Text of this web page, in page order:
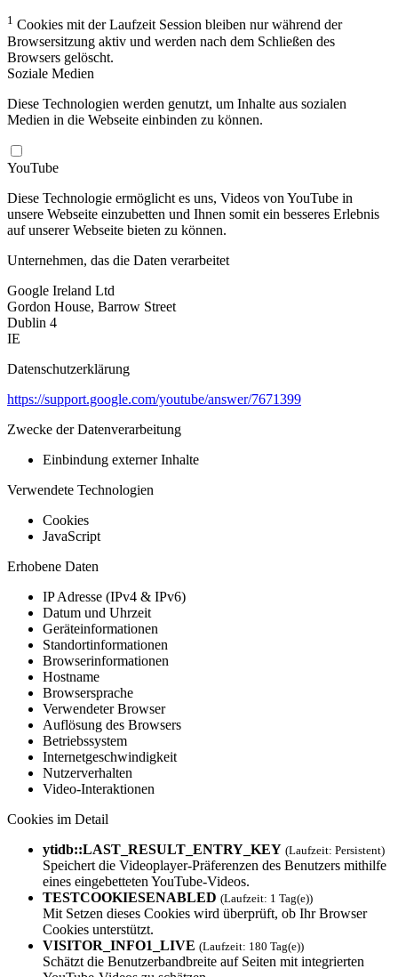
1 Cookies mit der Laufzeit Session bleiben nur während der
Browsersitzung aktiv und werden nach dem Schließen des
Browsers gelöscht.
Soziale Medien
Diese Technologien werden genutzt, um Inhalte aus sozialen
Medien in die Webseite einbinden zu können.
YouTube
Diese Technologie ermöglicht es uns, Videos von YouTube in
unsere Webseite einzubetten und Ihnen somit ein besseres Erlebnis
auf unserer Webseite bieten zu können.
Unternehmen, das die Daten verarbeitet
Google Ireland Ltd
Gordon House, Barrow Street
Dublin 4
IE
Datenschutzerklärung
https://support.google.com/youtube/answer/7671399
Zwecke der Datenverarbeitung
Einbindung externer Inhalte
Verwendete Technologien
Cookies
JavaScript
Erhobene Daten
IP Adresse (IPv4 & IPv6)
Datum und Uhrzeit
Geräteinformationen
Standortinformationen
Browserinformationen
Hostname
Browsersprache
Verwendeter Browser
Auflösung des Browsers
Betriebssystem
Internetgeschwindigkeit
Nutzerverhalten
Video-Interaktionen
Cookies im Detail
ytidb::LAST_RESULT_ENTRY_KEY (Laufzeit: Persistent)
Speichert die Videoplayer-Präferenzen des Benutzers mithilfe
eines eingebetteten YouTube-Videos.
TESTCOOKIESENAB­LED (Laufzeit: 1 Tag(e))
Mit Setzen dieses Cookies wird überprüft, ob Ihr Browser
Cookies unterstützt.
VISITOR_INFO1_L­IVE (Laufzeit: 180 Tag(e))
Schätzt die Benutzerbandbreite auf Seiten mit integrierten